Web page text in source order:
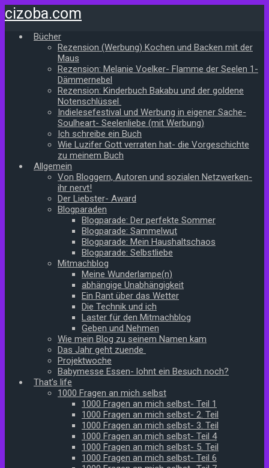
Zum
Hauptinhalt
springen
cizoba.com
Bücher
Rezension (Werbung) Kochen und Backen mit der
Maus
Rezension: Melanie Voelker- Flamme der Seelen 1-
Dämmernebel
Rezension: Kinderbuch Bakabu und der goldene
Notenschlüssel
Indielesefestival und Werbung in eigener Sache-
Soulheart- Seelenliebe (mit Werbung)
Ich schreibe ein Buch
Wie Luzifer Gott verraten hat- die Vorgeschichte
zu meinem Buch
Allgemein
Von Bloggern, Autoren und sozialen Netzwerken-
ihr nervt!
Der Liebster- Award
Blogparaden
Blogparade: Der perfekte Sommer
Blogparade: Sammelwut
Blogparade: Mein Haushaltschaos
Blogparade: Selbstliebe
Mitmachblog
Meine Wunderlampe(n)
abhängige Unabhängigkeit
Ein Rant über das Wetter
Die Technik und ich
Laster für den Mitmachblog
Geben und Nehmen
Wie mein Blog zu seinem Namen kam
Das Jahr geht zuende
Projektwoche
Babymesse Essen- lohnt ein Besuch noch?
That’s life
1000 Fragen an mich selbst
1000 Fragen an mich selbst- Teil 1
1000 Fragen an mich selbst- 2. Teil
1000 Fragen an mich selbst- 3. Teil
1000 Fragen an mich selbst- Teil 4
1000 Fragen an mich selbst- 5. Teil
1000 Fragen an mich selbst- Teil 6